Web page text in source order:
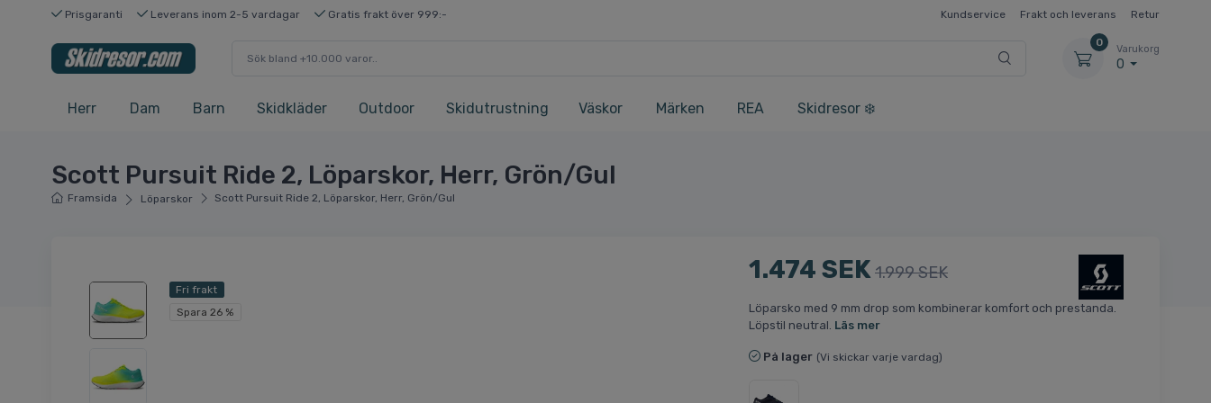
Prisgaranti Leverans inom 2-5 vardagar Gratis frakt över 999:- Kundservice Frakt och leverans Retur
0
Varukorg
0
Herr Dam Barn Skidkläder Outdoor Skidutrustning Väskor Märken REA Skidresor ❄️
Scott Pursuit Ride 2, Löparskor, Herr, Grön/Gul
Framsida Löparskor Scott Pursuit Ride 2, Löparskor, Herr, Grön/Gul
Fri frakt
Spara 26 %
1.474 SEK 1.999 SEK
Löparsko med 9 mm drop som kombinerar komfort och prestanda.
Löpstil neutral. Läs mer
På lager (Vi skickar varje vardag)